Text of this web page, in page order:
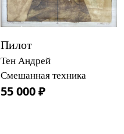
Пилот
Тен Андрей
Смешанная техника
55 000 ₽